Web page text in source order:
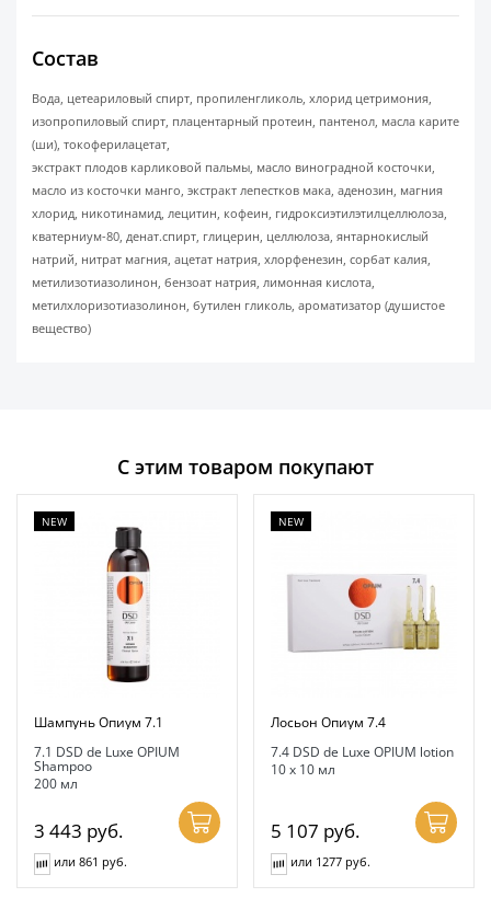
Состав
Вода, цетеариловый спирт, пропиленгликоль, хлорид цетримония,
изопропиловый спирт, плацентарный протеин, пантенол, масла карите
(ши), токоферилацетат,
экстракт плодов карликовой пальмы, масло виноградной косточки,
масло из косточки манго, экстракт лепестков мака, аденозин, магния
хлорид, никотинамид, лецитин, кофеин, гидроксиэтилэтилцеллюлоза,
кватерниум-80, денат.спирт, глицерин, целлюлоза, янтарнокислый
натрий, нитрат магния, ацетат натрия, хлорфенезин, сорбат калия,
метилизотиазолинон, бензоат натрия, лимонная кислота,
метилхлоризотиазолинон, бутилен гликоль, ароматизатор (душистое
вещество)
С этим товаром покупают
NEW
Шампунь Опиум 7.1
7.1 DSD de Luxe OPIUM
Shampoo
200 мл
3 443 руб.
или 861 руб.
NEW
Лосьон Опиум 7.4
7.4 DSD de Luxe OPIUM lotion
10 х 10 мл
5 107 руб.
или 1277 руб.